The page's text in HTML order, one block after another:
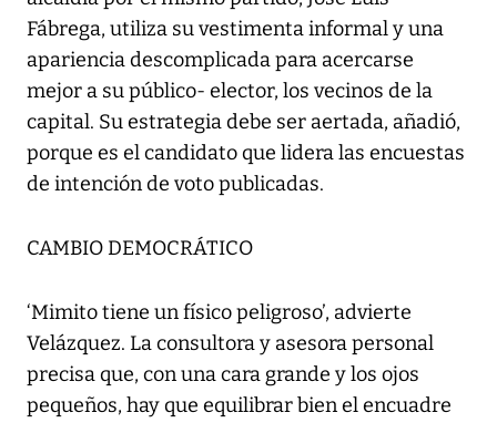
Fábrega, utiliza su vestimenta informal y una
apariencia descomplicada para acercarse
mejor a su público- elector, los vecinos de la
capital. Su estrategia debe ser aertada, añadió,
porque es el candidato que lidera las encuestas
de intención de voto publicadas.
CAMBIO DEMOCRÁTICO
‘Mimito tiene un físico peligroso’, advierte
Velázquez. La consultora y asesora personal
precisa que, con una cara grande y los ojos
pequeños, hay que equilibrar bien el encuadre